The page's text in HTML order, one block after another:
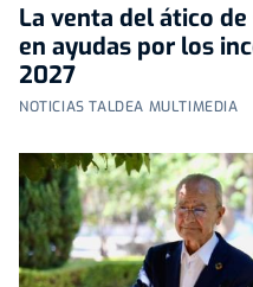
La venta del ático
en ayudas por los
2027
NOTICIAS TALDEA MULTIMEDIA